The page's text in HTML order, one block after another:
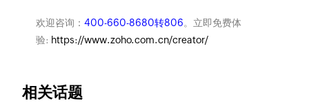
欢迎咨询： 400-660-8680转806。立即免费体
验: https://www.zoho.com.cn/creator/
相关话题